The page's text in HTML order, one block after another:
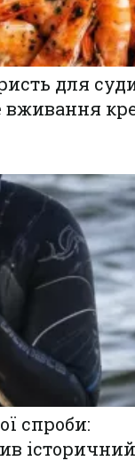
для
вживання
спроби:
історичний